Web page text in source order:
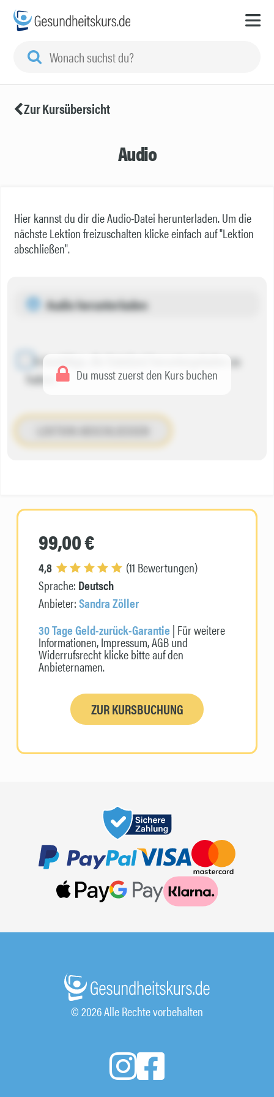
Zur Kursübersicht
Audio
Hier kannst du dir die Audio-Datei herunterladen. Um die
nächste Lektion freizuschalten klicke einfach auf "Lektion
abschließen".
Audio herunterladen
Du musst zuerst den Kurs buchen
Ich bestätige, die Datei(en) heruntergeladen zu
haben.
LEKTION ABSCHLIESSEN
99,00 €
4,8
(11 Bewertungen)
Sprache: Deutsch
Anbieter:Sandra Zöller
30 Tage Geld-zurück-Garantie| Für weitere
Informationen, Impressum, AGB und
Widerrufsrecht klicke bitte auf den
Anbieternamen.
ZUR KURSBUCHUNG
© 2026 Alle Rechte vorbehalten